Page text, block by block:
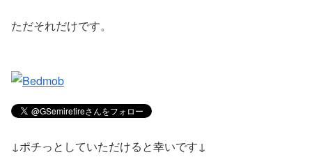
ただそれだけです。
↓ポチっとしていただけると幸いです↓